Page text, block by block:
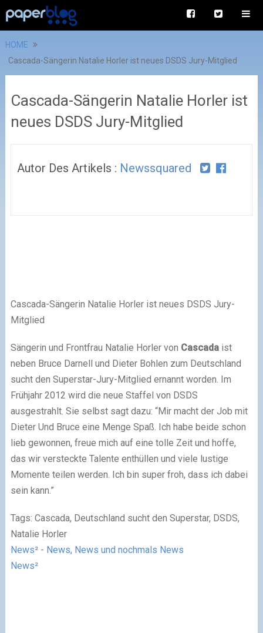
HOME
Cascada-Sängerin Natalie Horler ist neues DSDS Jury-Mitglied
Cascada-Sängerin Natalie Horler ist
neues DSDS Jury-Mitglied
Autor Des Artikels : Newssquared
Cascada-Sängerin Natalie Horler ist neues DSDS Jury-
Mitglied
Sängerin und Frontfrau Natalie Horler von Cascadaist
neben Bruce Darnell und Dieter Bohlen zum Deutschland
sucht den Superstar-Jury-Mitglied ernannt worden. Im
Frühjahr 2012 wird die neue Staffel von DSDS
ausgestrahlt. Sie selbst sagt dazu: “Mir macht der Job mit
Dieter Und Bruce eine Menge Spaß. Ich habe beide schon
lieb gewonnen, freue mich auf eine tolle Zeit und hoffe,
das wir versteckte Talente enthüllen und viele lustige
Momente teilen werden. Ich bin super froh, dass ich dabei
sein kann.”
Tags: Cascada, Deutschland sucht den Superstar, DSDS,
Natalie Horler
News² - News, News und nochmals News
News²